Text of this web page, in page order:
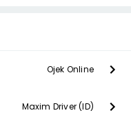
Ojek Online
Maxim Driver (ID)